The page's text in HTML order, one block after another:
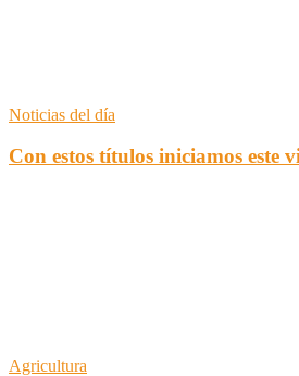
Noticias del día
Con estos títulos iniciamos este
Agricultura